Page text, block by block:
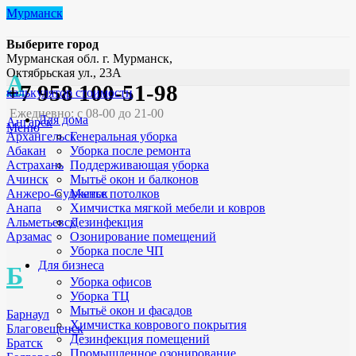
Мурманск
Выберите город
А
Ангарск
Архангельск
Абакан
Астрахань
Ачинск
Анжеро-Судженск
Анапа
Альметьевск
Арзамас
Б
Барнаул
Благовещенск
Братск
Мурманская обл. г. Мурманск,
Октябрьская ул., 23А
+7 958 100-51-98
Ежедневно: с 08-00 до 21-00
Меню
калькулятор стоимости
Для дома
Генеральная уборка
Уборка после ремонта
Поддерживающая уборка
Мытьё окон и балконов
Мытье потолков
Химчистка мягкой мебели и ковров
Дезинфекция
Озонирование помещений
Уборка после ЧП
Для бизнеса
Уборка офисов
Уборка ТЦ
Мытьё окон и фасадов
Химчистка коврового покрытия
Дезинфекция помещений
Промышленное озонирование